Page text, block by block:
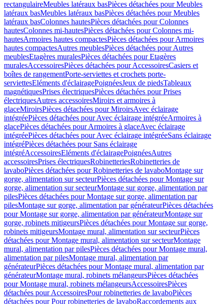
rectangulaireMeubles latéraux basPièces détachées pour Meubles
latéraux basMeubles latéraux basPièces détachées pour Meubles
latéraux basColonnes hautesPièces détachées pour Colonnes
hautesColonnes mi-hautesPièces détachées pour Colonnes mi-
hautesArmoires hautes compactesPièces détachées pour Armoires
hautes compactesAutres meublesPièces détachées pour Autres
meublesEtagères muralesPièces détachées pour Etagères
muralesAccessoiresPièces détachées pour AccessoiresCasiers et
boîtes de rangementPorte-serviettes et crochets porte-
serviettesEléments d'éclairagePoignéesJeux de piedsTableaux
magnétiquesPrises électriquesPièces détachées pour Prises
électriquesAutres accessoiresMiroirs et armoires à
glaceMiroirsPièces détachées pour MiroirsAvec éclairage
intégréePièces détachées pour Avec éclairage intégréeArmoires à
glacePièces détachées pour Armoires à glaceAvec éclairage
intégréePièces détachées pour Avec éclairage intégréeSans éclairage
intégréPièces détachées pour Sans éclairage
intégréAccessoiresEléments d'éclairagePoignéesAutres
accessoiresPrises électriquesRobinetteriesRobinetteries de
lavaboPièces détachées pour Robinetteries de lavaboMontage sur
gorge, alimentation sur secteurPièces détachées pour Montage sur
gorge, alimentation sur secteurMontage sur gorge, alimentation par
pilesPièces détachées pour Montage sur gorge, alimentation par
pilesMontage sur gorge, alimentation par générateurPièces détachées
pour Montage sur gorge, alimentation par générateurMontage sur
gorge, robinets mitigeursPièces détachées pour Montage sur gorge,
robinets mitigeursMontage mural, alimentation sur secteurPièces
détachées pour Montage mural, alimentation sur secteurMontage
mural, alimentation par pilesPièces détachées pour Montage mural,
alimentation par pilesMontage mural, alimentation par
générateurPièces détachées pour Montage mural, alimentation par
générateurMontage mural, robinets mélangeursPièces détachées
pour Montage mural, robinets mélangeursAccessoiresPièces
détachées pour AccessoiresPour robinetteries de lavaboPièces
détachées pour Pour robinetteries de lavaboRaccordements aux